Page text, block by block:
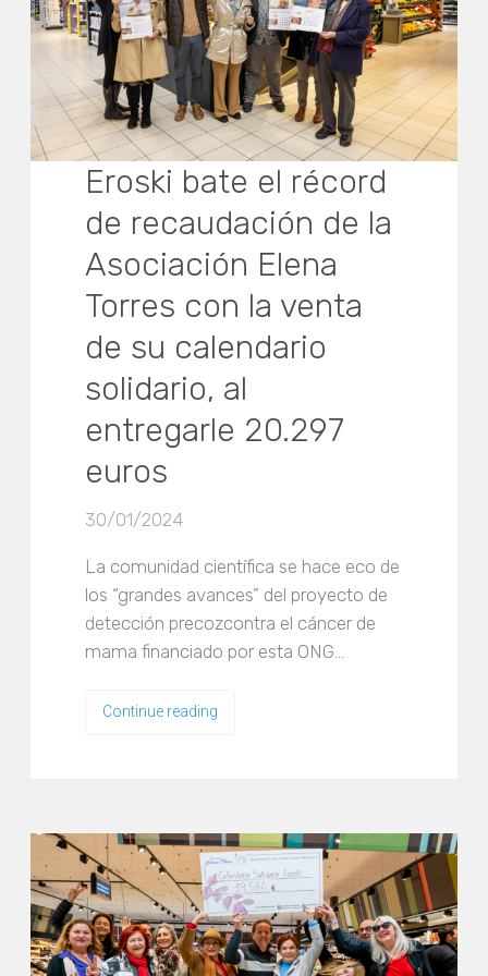
Eroski bate el récord
de recaudación de la
Asociación Elena
Torres con la venta
de su calendario
solidario, al
entregarle 20.297
euros
30/01/2024
La comunidad científica se hace eco de
los “grandes avances” del proyecto de
detección precozcontra el cáncer de
mama financiado por esta ONG…
Continue reading